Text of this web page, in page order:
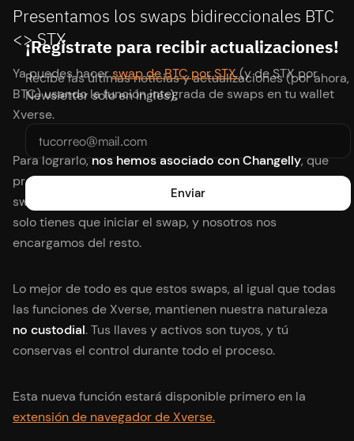
¡Regístrate para recibir actualizaciones!
Recibe las últimas noticias y actualizaciones (por ahora,
Newsletter solo en inglés).
Presentamos los swaps bidireccionales BTC
<> STX
Ya puedes hacerswap de BTC por STX(y de STX por
BTC) usando la función integrada de swaps en tu wallet
Xverse.
Para lograrlo,nos hemos asociado con Changelly, que
proporciona cotizaciones con tasa flotante y facilita los
swaps. Todo este proceso ocurre en segundo plano: tú
solo tienes que iniciar el swap, y nosotros nos
encargamos del resto.
Lo mejor de todo es que estos swaps, al igual que todas
las funciones de Xverse, mantienen nuestra naturaleza
no custodial. Tus llaves y activos son tuyos, y tú
conservas el control durante todo el proceso.
Esta nueva función estará disponible primero en la
extensión de navegador de Xverse.